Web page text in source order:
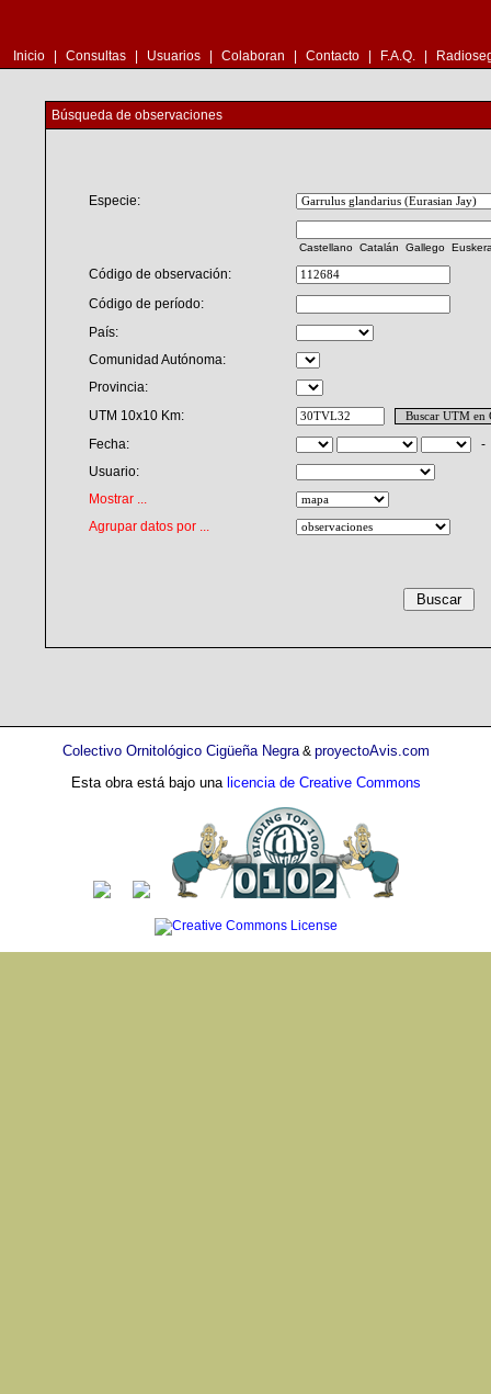
Inicio Consultas Usuarios Colaboran Contacto F.A.Q.
Búsqueda de observaciones
Especie:
Castellano Catalán Gallego
Código de observación:
Código de período:
País:
Comunidad Autónoma:
Provincia:
UTM 10x10 Km:
Fecha:
Usuario:
Mostrar ...
Agrupar datos por ...
Colectivo Ornitológico Cigüeña Negra& proyectoAvis.com
Esta obra está bajo una licencia de Creative Commons